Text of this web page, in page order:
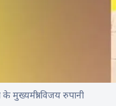
मुख्यमंत्री विजय रुपानी